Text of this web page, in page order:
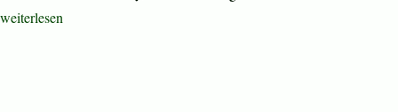
„Auld Lang Syne“
weiterlesen